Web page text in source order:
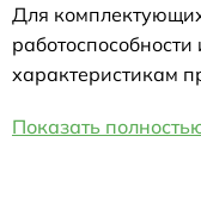
Для
характеристикам
Показать